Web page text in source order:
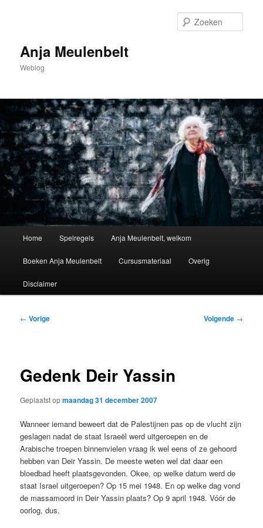
inhoudAnja Meulenbelt
Weblog
Home Spelregels Anja Meulenbelt, welkom
Boeken Anja Meulenbelt Cursusmateriaal Overig
Disclaimer
Bericht
← Vorige Volgende →
Gedenk Deir Yassin
Geplaatst opmaandag 31 december 2007
Wanneer iemand beweert dat de Palestijnen pas op de vlucht zijn
geslagen nadat de staat Israeël werd uitgeroepen en de
Arabische troepen binnenvielen vraag ik wel eens of ze gehoord
hebben van Deir Yassin. De meeste weten wel dat daar een
bloedbad heeft plaatsgevonden. Okee, op welke datum werd de
staat Israel uitgeroepen? Op 15 mei 1948. En op welke dag vond
de massamoord in Deir Yassin plaats? Op 9 april 1948. Vóór de
oorlog, dus.